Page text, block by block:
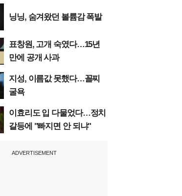
닝닝, 숨겨왔던 볼륨감 폭발
표창원, 고개 숙였다…15년
만에 공개 사과
지성, 이름값 못했다…꼴찌
굴욕
이효리도 입 다물었다…정치
갈등에 "빠지면 안 되냐"
ADVERTISEMENT